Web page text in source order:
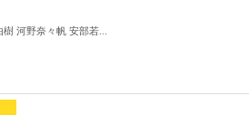
河野奈々帆 安部若...